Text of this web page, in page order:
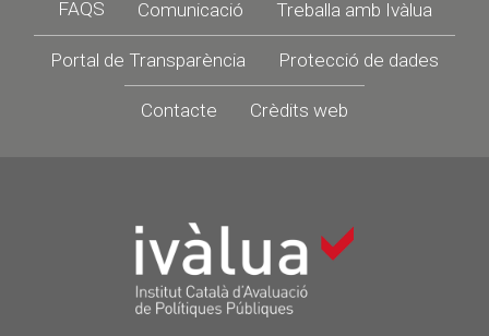
FAQS Comunicació Treballa amb Ivàlua
Portal de Transparència Protecció de dades
Contacte Crèdits web